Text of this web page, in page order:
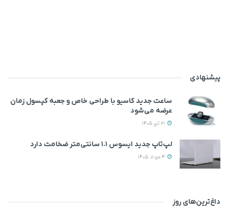
پیشنهادی
ساعت جدید کاسیو با طراحی خاص و جعبه کپسول زمان
عرضه می‌شود
لپ‌تاپ جدید ایسوس ۱.۱ سانتی‌متر ضخامت دارد
داغ‌ترین‌های روز